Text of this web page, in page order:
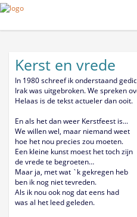
Kerst en vrede
In 1980 schreef ik onderstaand
Irak was uitgebroken. We spreken
Helaas is de tekst actueler dan ooit.
En als het dan weer Kerstfeest is...
We willen wel, maar niemand weet
hoe het nou precies zou moeten.
Een kleine kunst moest het toch zijn
de vrede te begroeten…
Maar ja, met wat `k gekregen heb
ben ik nog niet tevreden.
Als ik nou ook nog dat eens had
was al het leed geleden.